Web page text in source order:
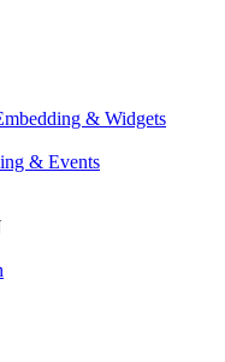
& Widgets
& Events